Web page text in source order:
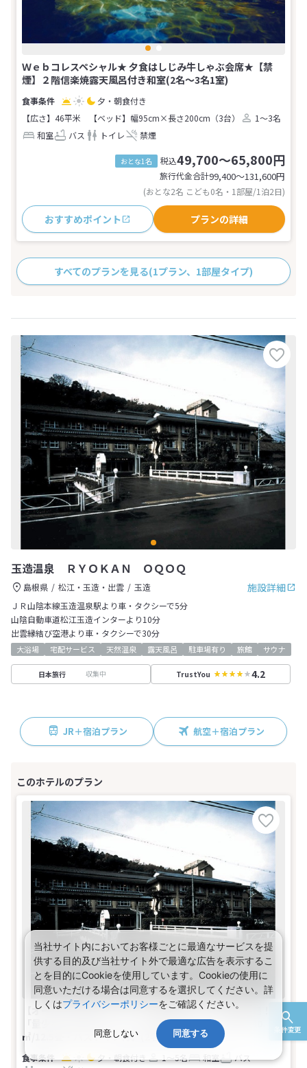
条件変更
Ｗｅｂコレスペシャル★ 夕食はしじみ牛しゃぶ会席★【禁
煙】２階信楽焼露天風呂付き和室(2名～3名1室)
夕・朝食付き
【広さ】46平米
【ベッド】幅95cm×長さ200cm（3台）
1～3名
和室
バス トイレ 禁煙
おとな1名 税込49,700～65,800円
旅行代金合計99,400〜131,600円
(おとな2名 こども0名・1部屋/1泊2日)
おすすめポイント プランの詳細
すべてのプランを見る(1プラン、1部屋タイプ)
玉造温泉 ＲＹＯＫＡＮ ＯＱＯＱ
施設詳細
島根県 松江・玉造・出雲
玉造
ＪＲ山陰本線玉造温泉駅より車・タクシーで5分
山陰自動車道松江玉造インターより10分
出雲縁結び空港より車・タクシーで30分
大浴場 宅配サービス 天然温泉 露天風呂 駐車場有り 旅館 サウナ
日本旅行 収集中 TrustYou 4.2
JR＋宿泊プラン 航空＋宿泊プラン
【オールインクルーシブ】夕・朝食時ドリンク飲み放題！
「量少なめお気軽コース」【旧館】エコノミー和室【40
㎡/12.5畳・バストイレ付】(2名～4名1室)
夕・朝食付き 1～5名 和室
バス
当社サイト内においてお客様ごとに最適なサービスを提
供する目的及び当社サイト外で最適な広告を表示するこ
とを目的にCookieを使用しています。Cookieの使用に
同意いただける場合は同意するを選択してください。詳
しくはプライバシーポリシーをご確認ください。
同意しない 同意する